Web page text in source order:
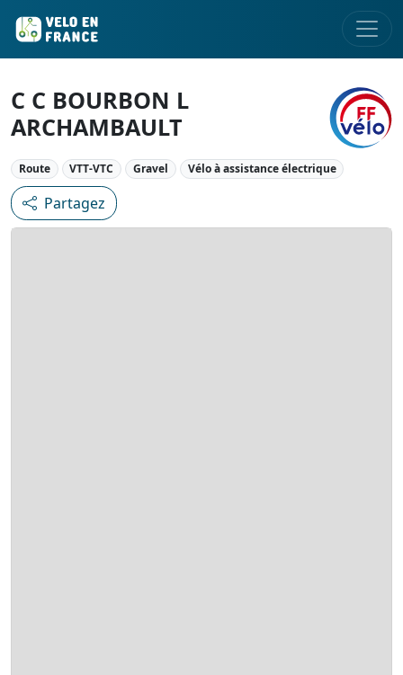
C C BOURBON L
ARCHAMBAULT
Route VTT-VTC Gravel Vélo à assistance électrique
Partagez